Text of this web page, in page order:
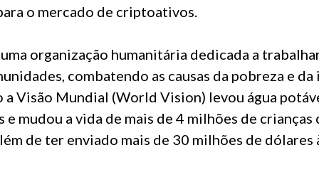
o mercado de criptoativos.
organização humanitária dedicada a
combatendo as causas da pobreza e
a Visão Mundial (World Vision) levou água
e mudou a vida de mais de 4 milhões de crianças
de ter enviado mais de 30 milhões de dólares